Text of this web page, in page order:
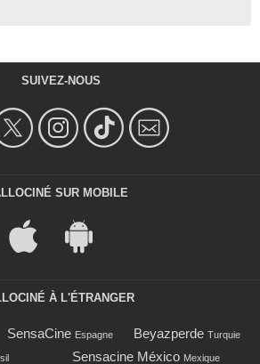
SUIVEZ-NOUS
SUR MOBILE
À L'ÉTRANGER
SensaCine Espagne Beyazperde Turquie
Sensacine México Mexique